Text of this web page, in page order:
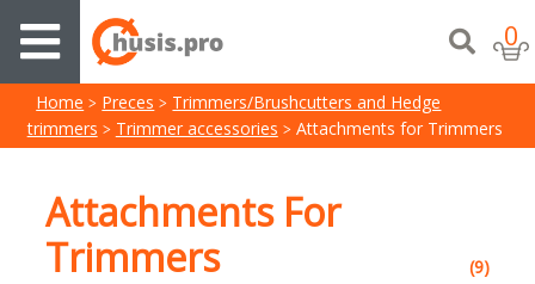
0
Home Preces
Trimmers/Brushcutters and Hedge
trimmers
Trimmer accessories Attachments for Trimmers
Attachments For
Trimmers
(9)